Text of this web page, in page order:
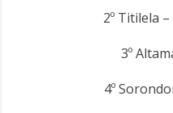
2º Titilela
3º
4º